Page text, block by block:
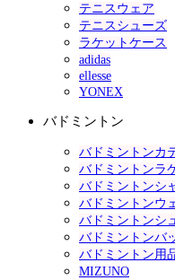
テニスウェア
テニスシューズ
ラケットケース
adidas
ellesse
YONEX
バドミントン
バドミントンカ
バドミントンラ
バドミントンシ
バドミントンウ
バドミントンシ
バドミントンバ
バドミントン用
MIZUNO